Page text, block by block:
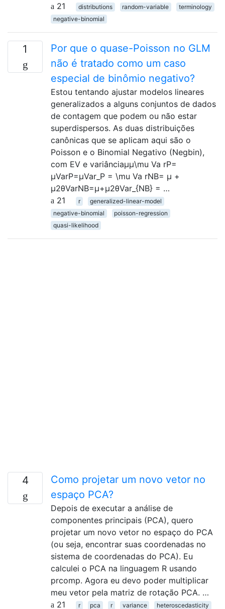
21
distributions random-variable
terminology
negative-binomial
1
Por que o quase-Poisson no GLM
não é tratado como um caso
especial de binômio negativo?
Estou tentando ajustar modelos lineares
generalizados a alguns conjuntos de dados
de contagem que podem ou não estar
superdispersos. As duas distribuições
canônicas que se aplicam aqui são o
Poisson e o Binomial Negativo (Negbin),
com EV e variânciaμμ\mu Va rP=
μVarP=μVar_P = \mu Va rNB= μ +
μ2θVarNB=μ+μ2θVar_{NB} = …
21
r
generalized-linear-model
negative-binomial
poisson-regression
quasi-likelihood
4
Como projetar um novo vetor no
espaço PCA?
Depois de executar a análise de
componentes principais (PCA), quero
projetar um novo vetor no espaço do PCA
(ou seja, encontrar suas coordenadas no
sistema de coordenadas do PCA). Eu
calculei o PCA na linguagem R usando
prcomp. Agora eu devo poder multiplicar
meu vetor pela matriz de rotação PCA. …
21
r pca r variance heteroscedasticity